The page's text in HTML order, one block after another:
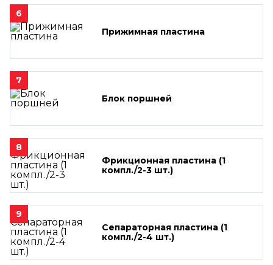
6
Прижимная пластина
7
Блок поршней
8
Фрикционная пластина (1
компл./2-3 шт.)
9
Сепараторная пластина (1
компл./2-4 шт.)